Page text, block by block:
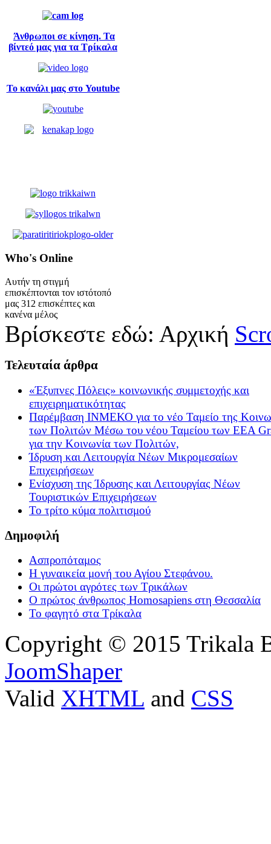
Άνθρωποι σε κίνηση. Τα
βίντεό μας για τα Τρίκαλα
Το κανάλι μας στο Youtube
Who's Online
Αυτήν τη στιγμή
επισκέπτονται τον ιστότοπό
μας 312 επισκέπτες και
κανένα μέλος
Βρίσκεστε εδώ: Αρχική
Τελευταία άρθρα
«Έξυπνες Πόλεις» κοινωνικής συμμετοχής και
επιχειρηματικότητας
Παρέμβαση ΙΝΜΕΚΟ για το νέο Ταμείο της
των Πολιτών Μέσω του νέου Ταμείου των ΕΕΑ
για την Κοινωνία των Πολιτών,
Ίδρυση και Λειτουργία Νέων Μικρομεσαίων
Επιχειρήσεων
Ενίσχυση της Ίδρυσης και Λειτουργίας Νέων
Τουριστικών Επιχειρήσεων
Το τρίτο κύμα πολιτισμού
Δημοφιλή
Ασπροπόταμος
Η γυναικεία μονή του Αγίου Στεφάνου.
Οι πρώτοι αγρότες των Τρικάλων
Ο πρώτος άνθρωπος Homosapiens στη Θεσσαλία
Το φαγητό στα Τρίκαλα
Copyright © 2015 Trikala
JoomShaper
Valid XHTML and CSS